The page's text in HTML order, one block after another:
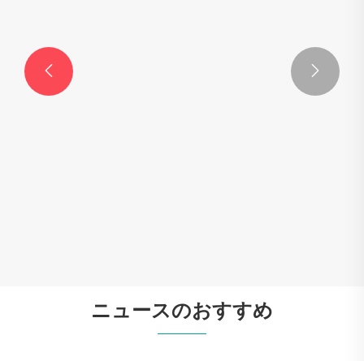
 
ニュースのおすすめ